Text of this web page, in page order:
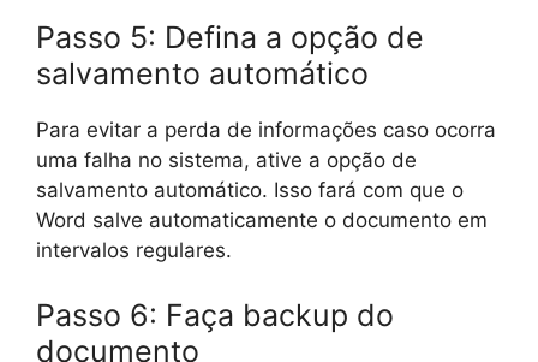
Passo 5: Defina a opção de
salvamento automático
Para evitar a perda de informações caso ocorra
uma falha no sistema, ative a opção de
salvamento automático. Isso fará com que o
Word salve automaticamente o documento em
intervalos regulares.
Passo 6: Faça backup do
documento